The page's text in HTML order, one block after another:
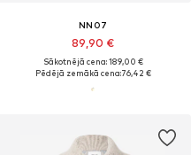
NN07
89,90 €
Sākotnējā cena: 189,00 €
Pēdējā zemākā cena:76,42 €